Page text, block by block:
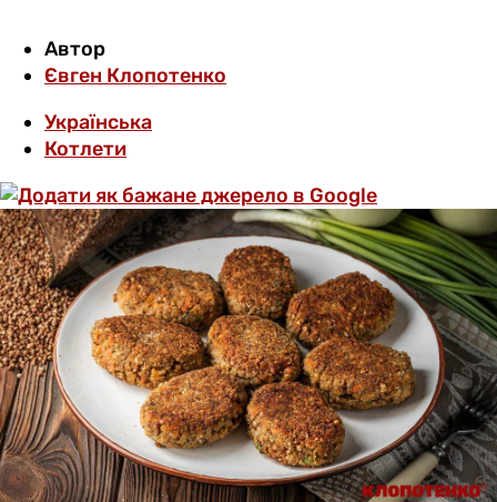
Автор
Євген Клопотенко
Українська
Котлети